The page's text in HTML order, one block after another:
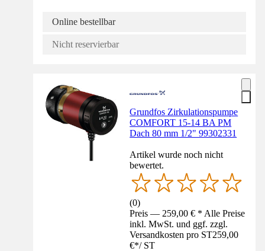
Online bestellbar
Nicht reservierbar
Grundfos Zirkulationspumpe
COMFORT 15-14 BA PM
Dach 80 mm 1/2" 99302331
Artikel wurde noch nicht
bewertet.
(0)
Preis — 259,00 € * Alle Preise
inkl. MwSt. und ggf. zzgl.
Versandkosten pro ST259,00
€*/ ST